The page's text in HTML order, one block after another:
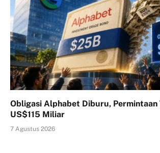
Obligasi Alphabet Diburu, Permintaan
US$115 Miliar
7 Agustus 2026